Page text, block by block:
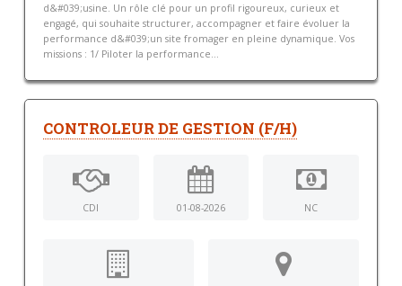
d&#039;usine. Un rôle clé pour un profil rigoureux, curieux et
engagé, qui souhaite structurer, accompagner et faire évoluer la
performance d&#039;un site fromager en pleine dynamique. Vos
missions : 1/ Piloter la performance...
CONTROLEUR DE GESTION (F/H)
CDI 01-08-2026 NC